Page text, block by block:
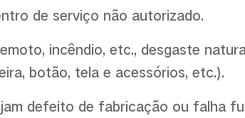
de serviço não autorizado.
incêndio, etc., desgaste
botão, tela e acessórios, etc.).
defeito de fabricação ou falha